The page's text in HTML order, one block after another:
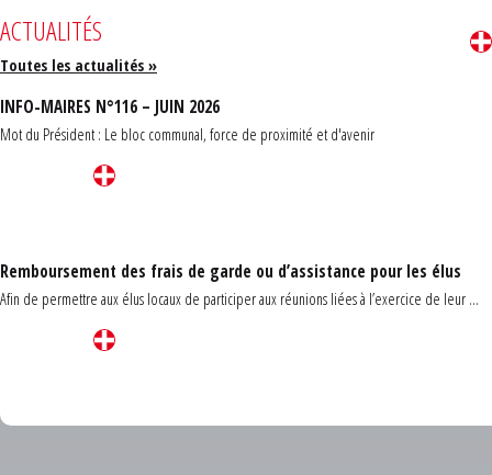
ACTUALITÉS
Toutes les actualités »
INFO-MAIRES N°116 – JUIN 2026
Mot du Président : Le bloc communal, force de proximité et d'avenir
Remboursement des frais de garde ou d’assistance pour les élus
Afin de permettre aux élus locaux de participer aux réunions liées à l’exercice de leur ...